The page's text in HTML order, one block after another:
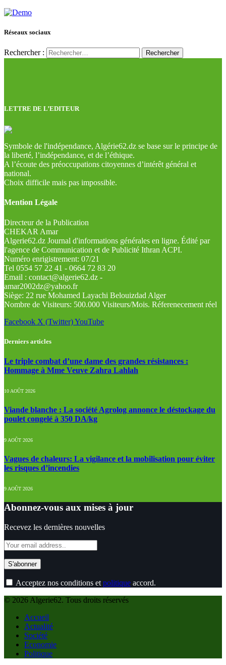
Réseaux sociaux
Rechercher :
LETTRE DE L’EDITEUR
Symbole de l'indépendance, Algérie62.dz se base sur le principe de
la liberté, l’indépendance, et de l’éthique.
A l’écoute des préoccupations citoyennes d’intérêt général et
national.
Choix difficile mais pas impossible.
Mention Légale
Directeur de la Publication
CHEKAR Amar
Algerie62.dz Journal d'informations générales en ligne. Édité par
l'agence de Communication et de Publicité Ithran ACPI.
Numéro enrigistrement: 07/21
Tel 0554 57 22 41 - 0664 72 83 20
Email : contact@algerie62.dz -
amar2002dz@yahoo.fr
Siège: 22 rue Mohamed Layachi Belouizdad Alger
Nombre de Visiteurs: 500.000 Visiteurs/Mois. Réferenecement réel
Facebook X (Twitter)YouTube
Derniers articles
Le triple combat d’une dame des grandes résistances :
Hommage à Mme Veuve Zahra Lahlah
10 AOÛT 2026
Viande blanche : La société Agrolog annonce le déstockage du
poulet congelé à 350 DA/kg
9 AOÛT 2026
Vagues de chaleurs: La vigilance et la mobilisation pour éviter
les risques d’incendies
9 AOÛT 2026
Abonnez-vous aux mises à jour
Recevez les dernières nouvelles
Acceptez nos conditions et politique accord.
© 2026 Algerie62. Tous droits réservés
Accueil
Actualité
Société
Economie
Politique